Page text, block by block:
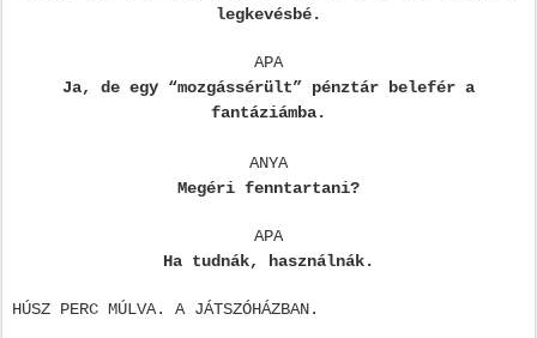
legkevésbé.
APA
Ja, de egy “mozgássérült” pénztár belefér a
fantáziámba.
ANYA
Megéri fenntartani?
APA
Ha tudnák, használnák.
HÚSZ PERC MÚLVA. A JÁTSZÓHÁZBAN.